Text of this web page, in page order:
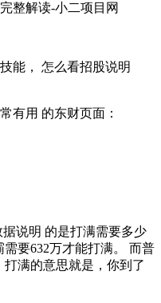
能， 怎么看招股说明
有用 的东财页面：
说明 的是打满需要多少
要632万才能打满。 而普
满的意思就是，你到了